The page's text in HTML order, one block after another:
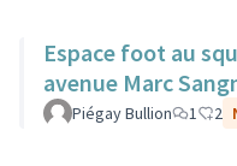
Espace foot au
avenue Marc
Piégay Bullion 1 2